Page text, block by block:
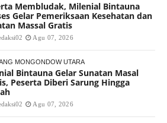
Membludak, Milenial Bintauna
Gelar Pemeriksaan Kesehatan dan
Massal Gratis
Agu 07, 2026
MONGONDOW UTARA
Bintauna Gelar Sunatan Masal
Peserta Diberi Sarung Hingga
Agu 07, 2026